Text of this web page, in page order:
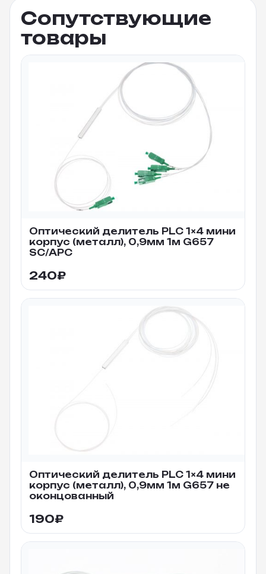
Сопутствующие
товары
Оптический делитель PLC 1×4 мини
корпус (металл), 0,9мм 1м G657
SC/APC
240₽
Оптический делитель PLC 1×4 мини
корпус (металл), 0,9мм 1м G657 не
оконцованный
190₽